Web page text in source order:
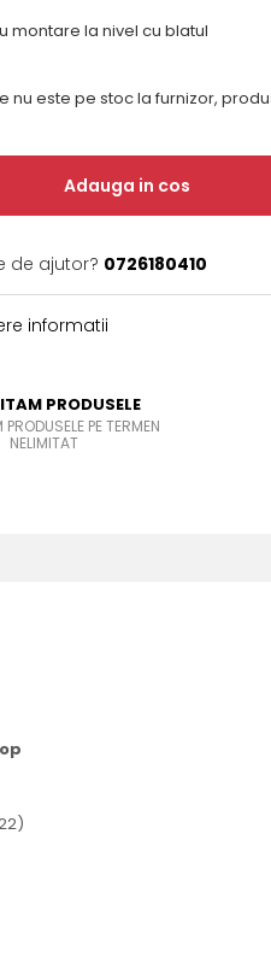
montare la nivel cu blatul
nu este pe stoc la furnizor,
Adauga in cos
de ajutor? 0726180410
informatii
PRODUSELE
PE TERMEN
NELIMITAT